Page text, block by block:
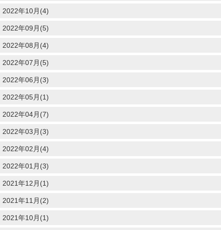
2022年10月(4)
2022年09月(5)
2022年08月(4)
2022年07月(5)
2022年06月(3)
2022年05月(1)
2022年04月(7)
2022年03月(3)
2022年02月(4)
2022年01月(3)
2021年12月(1)
2021年11月(2)
2021年10月(1)